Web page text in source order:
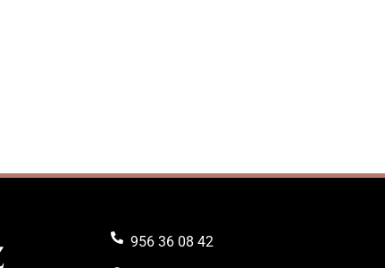
956 36 08 42